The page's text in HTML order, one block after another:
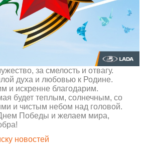
за смелость и отвагу.
духа и любовью к Родине.
и искренне благодарим.
будет теплым, солнечным, со
и чистым небом над головой.
Победы и желаем мира,
новостей